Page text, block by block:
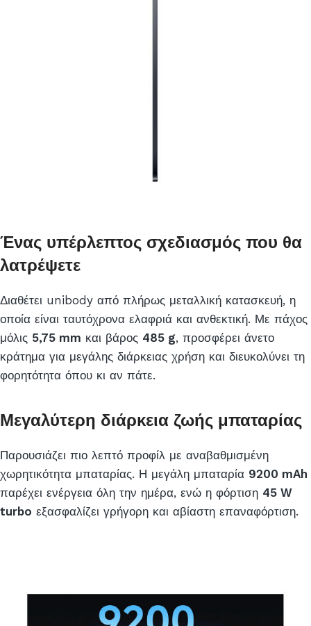
Ένας υπέρλεπτος σχεδιασμός που θα
λατρέψετε
Διαθέτει unibody από πλήρως μεταλλική κατασκευή, η
οποία είναι ταυτόχρονα ελαφριά και ανθεκτική. Με πάχος
μόλις 5,75 mm και βάρος 485 g, προσφέρει άνετο
κράτημα για μεγάλης διάρκειας χρήση και διευκολύνει τη
φορητότητα όπου κι αν πάτε.
Μεγαλύτερη διάρκεια ζωής μπαταρίας
Παρουσιάζει πιο λεπτό προφίλ με αναβαθμισμένη
χωρητικότητα μπαταρίας. Η μεγάλη μπαταρία 9200 mAh
παρέχει ενέργεια όλη την ημέρα, ενώ η φόρτιση 45 W
turbo εξασφαλίζει γρήγορη και αβίαστη επαναφόρτιση.